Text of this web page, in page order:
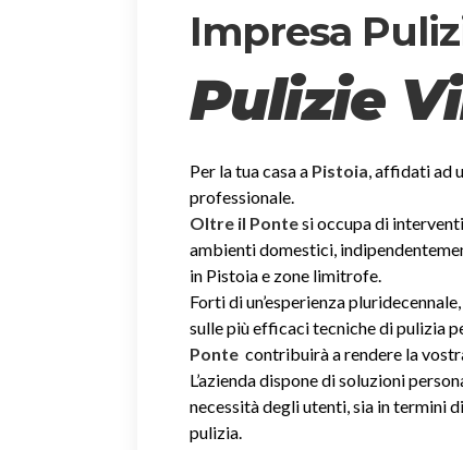
Impresa
Pulizie
Per la tua casa a Pistoia, affidati ad
professionale.
Oltre il Pontesi occupa di
ambienti domestici,
in Pistoia e zone limitrofe.
Forti di un’esperienza
sulle più efficaci tecniche di pulizia
Ponte contribuirà a rendere la
L’azienda dispone di soluzioni
necessità degli utenti, sia in termini
pulizia.